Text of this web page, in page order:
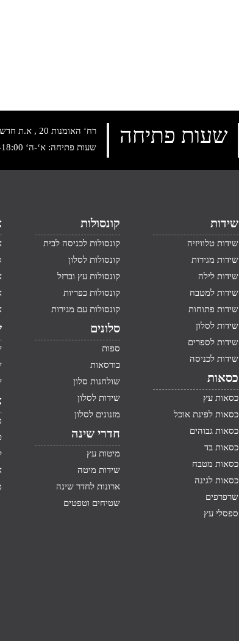
רח‘ האומנות 20 , א.ת חדש נתניה, טלפון:
שעות פתיחה: א‘-ה‘ 10:00-18:00 , שישי: 9:00-14:00
שעות פתיחה
שידות
שידות טלוויזיה
שידות מגירות
שידות לילה
שידות למטבח
שידות פתוחות
שידות לסלון
שידות לספרים
שידות לכניסה
כסאות
כסאות עץ
כסאות לפינת אוכל
כסאות גבוהים
כסאות בד
כסאות מטבח
כסאות לגינה
שרפרפים
ספסלי עץ
קונסולות
קונסולות לכניסה לבית
קונסולות לסלון
קונסולות עץ וברזל
קונסולות כפריות
קונסולות עם מגירות
סלונים
ספות
כורסאות
שולחנות סלון
שידות לסלון
מזנונים לסלון
חדרי שינה
מיטות עץ
שידות מיטה
ארונות לחדר שינה
שטיחים וטפטים